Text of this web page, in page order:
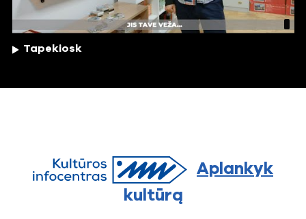
Tapekiosk
Aplankyk
kultūrą